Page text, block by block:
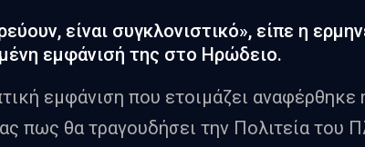
είναι συγκλονιστικό», είπε η
εμφάνισή της στο Ηρώδειο.
εμφάνιση που ετοιμάζει
πως θα τραγουδήσει την Πολιτεία του